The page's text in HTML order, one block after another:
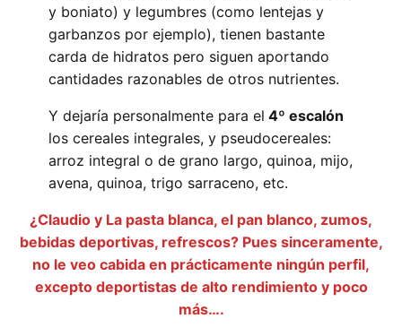
y boniato) y legumbres (como lentejas y
garbanzos por ejemplo), tienen bastante
carda de hidratos pero siguen aportando
cantidades razonables de otros nutrientes.
Y dejaría personalmente para el 4º escalón
los cereales integrales, y pseudocereales:
arroz integral o de grano largo, quinoa, mijo,
avena, quinoa, trigo sarraceno, etc.
¿Claudio y La pasta blanca, el pan blanco, zumos,
bebidas deportivas, refrescos? Pues sinceramente,
no le veo cabida en prácticamente ningún perfil,
excepto deportistas de alto rendimiento y poco
más….